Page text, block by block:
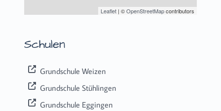
Leaflet | ©OpenStreetMapcontributors
Schulen
Grundschule Weizen
Grundschule Stühlingen
Grundschule Eggingen